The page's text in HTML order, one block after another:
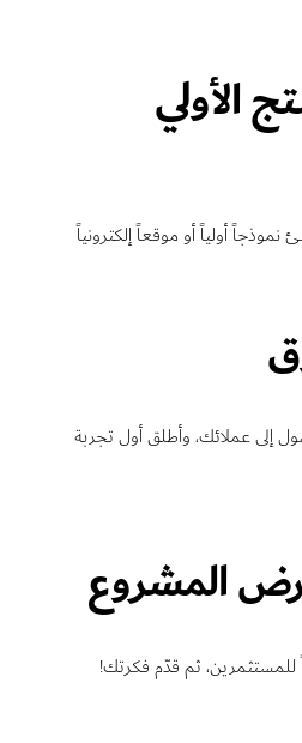
الأولي
أولياً أو موقعاً إلكترونياً
إلى عملائك، وأطلق أول تجربة
المشروع
ثم قدّم فكرتك!